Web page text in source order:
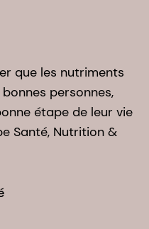
que les nutriments
personnes,
étape de leur vie
Santé, Nutrition &